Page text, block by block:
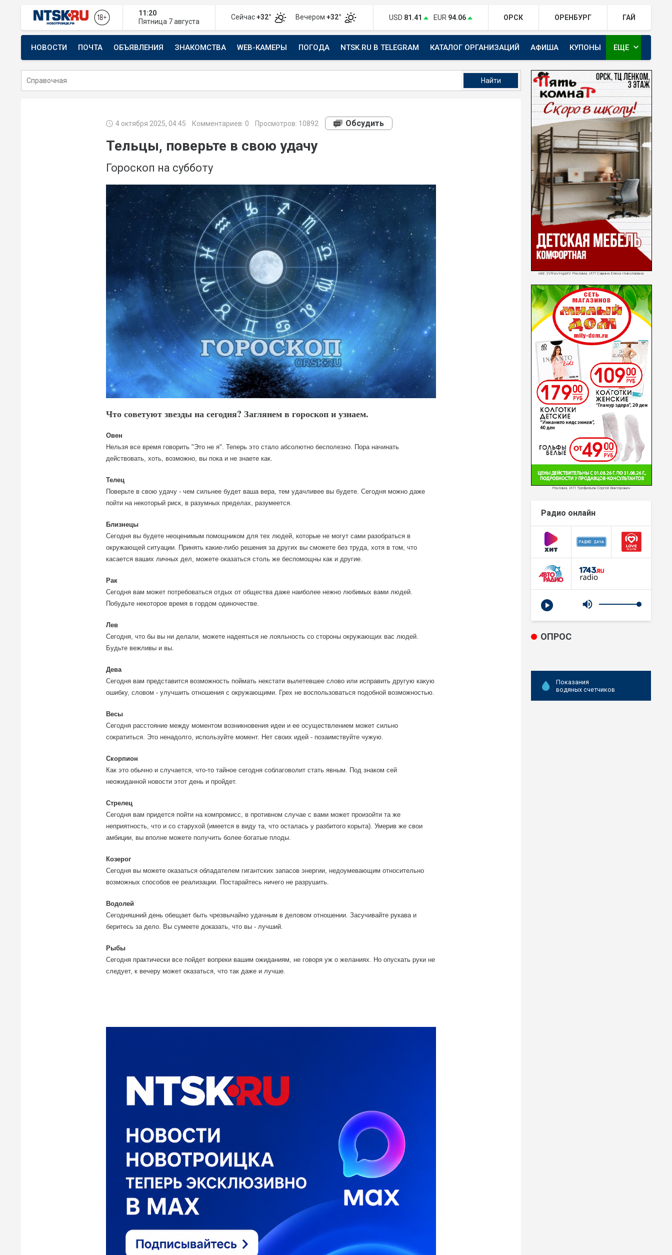
11:20
Пятница 7 августа
Сейчас+32° Вечером +32° USD 81.41 EUR 94.06 ОРСК ОРЕНБУРГ ГАЙ
НОВОСТИ ПОЧТА ОБЪЯВЛЕНИЯ ЗНАКОМСТВА WEB-КАМЕРЫ ПОГОДА NTSK.RU В TELEGRAM КАТАЛОГ ОРГАНИЗАЦИЙ АФИША КУПОНЫ
СТРОИТЕЛЬСТВО И РЕМОНТ АВТО ТЕЛЕКАНАЛ ЕВРАЗИЯ
ЕЩЕ expand_more
4 октября 2025, 04:45 Комментариев: 0 Просмотров: 10892 Обсудить
Тельцы, поверьте в свою удачу
Гороскоп на субботу
Что советуют звезды на сегодня? Заглянем в гороскоп и узнаем.
Овен
Нельзя все время говорить "Это не я". Теперь это стало абсолютно бесполезно. Пора начинать
действовать, хоть, возможно, вы пока и не знаете как.
Телец
Поверьте в свою удачу - чем сильнее будет ваша вера, тем удачливее вы будете. Сегодня можно даже
пойти на некоторый риск, в разумных пределах, разумеется.
Близнецы
Сегодня вы будете неоценимым помощником для тех людей, которые не могут сами разобраться в
окружающей ситуации. Принять какие-либо решения за других вы сможете без труда, хотя в том, что
касается ваших личных дел, можете оказаться столь же беспомощны как и другие.
Рак
Сегодня вам может потребоваться отдых от общества даже наиболее нежно любимых вами людей.
Побудьте некоторое время в гордом одиночестве.
Лев
Сегодня, что бы вы ни делали, можете надеяться не лояльность со стороны окружающих вас людей.
Будьте вежливы и вы.
Дева
Сегодня вам представится возможность поймать некстати вылетевшее слово или исправить другую какую
ошибку, словом - улучшить отношения с окружающими. Грех не воспользоваться подобной возможностью.
Весы
Сегодня расстояние между моментом возникновения идеи и ее осуществлением может сильно
сократиться. Это ненадолго, используйте момент. Нет своих идей - позаимствуйте чужую.
Скорпион
Как это обычно и случается, что-то тайное сегодня соблаговолит стать явным. Под знаком сей
неожиданной новости этот день и пройдет.
Стрелец
Сегодня вам придется пойти на компромисс, в противном случае с вами может произойти та же
неприятность, что и со старухой (имеется в виду та, что осталась у разбитого корыта). Умерив же свои
амбиции, вы вполне можете получить более богатые плоды.
Козерог
Сегодня вы можете оказаться обладателем гигантских запасов энергии, недоумевающим относительно
возможных способов ее реализации. Постарайтесь ничего не разрушить.
Водолей
Сегодняшний день обещает быть чрезвычайно удачным в деловом отношении. Засучивайте рукава и
беритесь за дело. Вы сумеете доказать, что вы - лучший.
Рыбы
Сегодня практически все пойдет вопреки вашим ожиданиям, не говоря уж о желаниях. Но опускать руки не
следует, к вечеру может оказаться, что так даже и лучше.
erid: 2VfnxvHgaXV Реклама. ИП Савина Елена Николаевна
Реклама. ИП Трефильев Сергей Викторович
Радио онлайн
ОПРОС
Показания
водяных счетчиков